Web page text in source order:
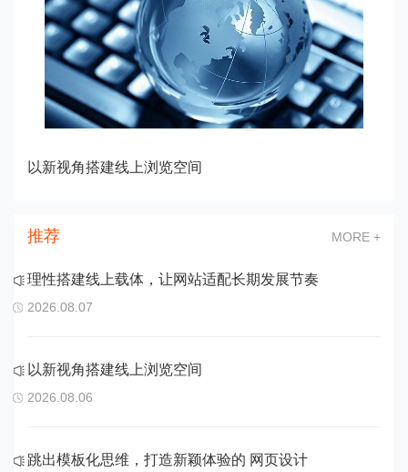
以新视角搭建线上浏览空间
推荐 MORE +
理性搭建线上载体，让网站适配长期发展节奏
2026.08.07
以新视角搭建线上浏览空间
2026.08.06
跳出模板化思维，打造新颖体验的 网页设计